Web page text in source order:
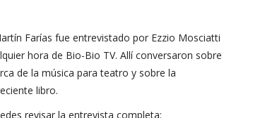
Farías fue entrevistado por Ezzio Mosciatti
hora de Bio-Bio TV. Allí conversaron sobre
de la música para teatro y sobre la
libro.
revisar la entrevista completa: